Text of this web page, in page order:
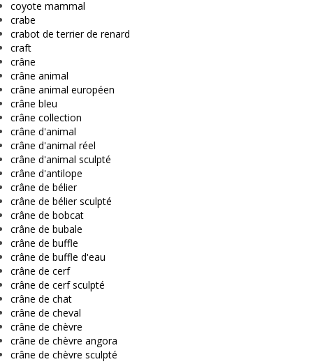
coyote mammal
crabe
crabot de terrier de renard
craft
crâne
crâne animal
crâne animal européen
crâne bleu
crâne collection
crâne d'animal
crâne d'animal réel
crâne d'animal sculpté
crâne d'antilope
crâne de bélier
crâne de bélier sculpté
crâne de bobcat
crâne de bubale
crâne de buffle
crâne de buffle d'eau
crâne de cerf
crâne de cerf sculpté
crâne de chat
crâne de cheval
crâne de chèvre
crâne de chèvre angora
crâne de chèvre sculpté